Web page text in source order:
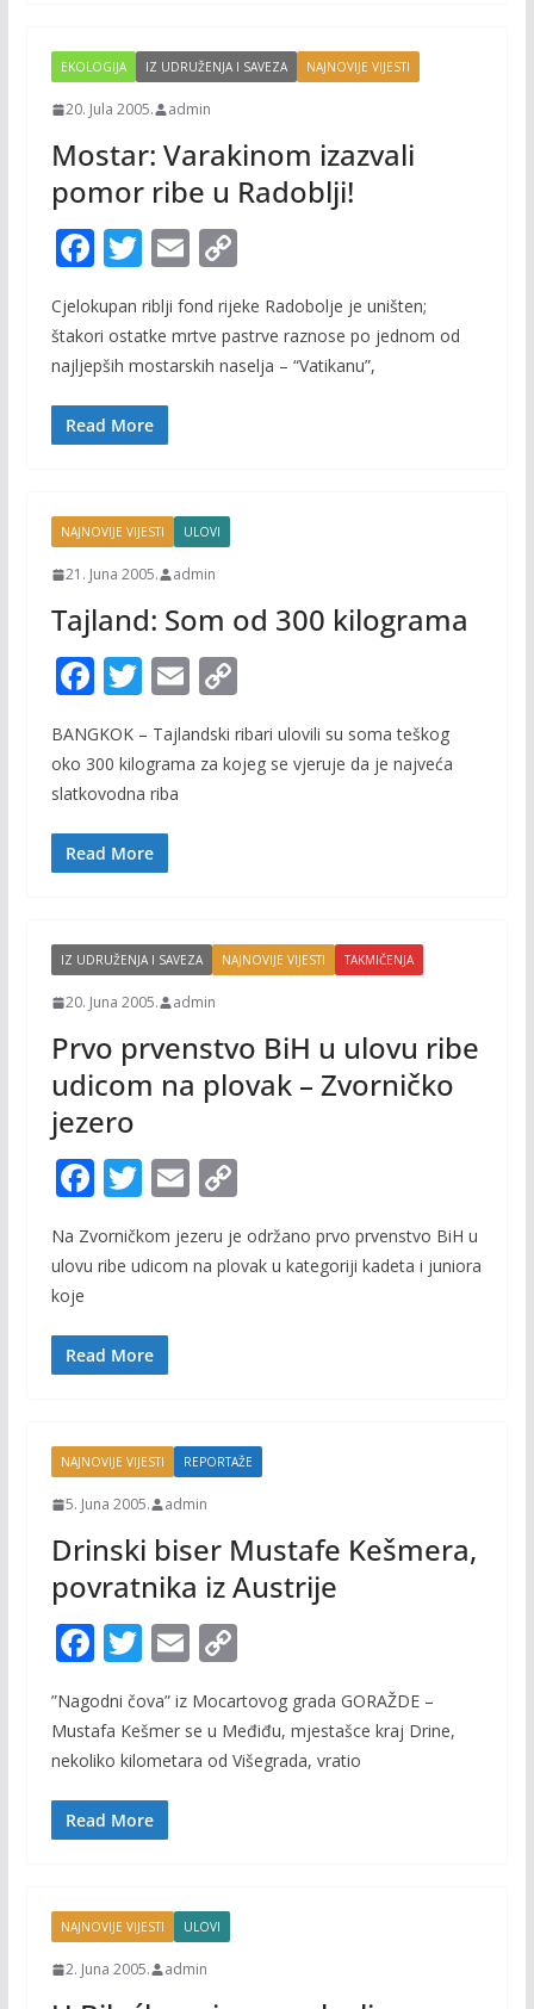
EKOLOGIJA IZ UDRUŽENJA I SAVEZA NAJNOVIJE VIJESTI
20. Jula 2005. admin
Mostar: Varakinom izazvali
pomor ribe u Radoblji!
F
e
b
o
o
T
w
itt
er
E
m
ai
l
C
o
p
y
Cjelokupan riblji fond rijeke Radobolje je uništen;
štakori ostatke mrtve pastrve raznose po jednom od
najljepših mostarskih naselja – “Vatikanu”,
Read More
NAJNOVIJE VIJESTI ULOVI
21. Juna 2005. admin
Tajland: Som od 300 kilograma
F
e
b
o
o
T
itt
er
E
m
ai
C
o
p
y
BANGKOK – Tajlandski ribari ulovili su soma teškog
oko 300 kilograma za kojeg se vjeruje da je najveća
slatkovodna riba
Read More
IZ UDRUŽENJA I SAVEZA NAJNOVIJE VIJESTI TAKMIČENJA
20. Juna 2005. admin
Prvo prvenstvo BiH u ulovu ribe
udicom na plovak – Zvorničko
jezero
F
ac
e
o
o
T
itt
E
ai
C
p
Na Zvorničkom jezeru je održano prvo prvenstvo BiH u
ulovu ribe udicom na plovak u kategoriji kadeta i juniora
koje
Read More
NAJNOVIJE VIJESTI REPORTAŽE
5. Juna 2005. admin
Drinski biser Mustafe Kešmera,
povratnika iz Austrije
F
ac
e
b
o
o
T
itt
er
E
ai
l
C
p
y
”Nagodni čova” iz Mocartovog grada GORAŽDE –
Mustafa Kešmer se u Međiđu, mjestašce kraj Drine,
nekoliko kilometara od Višegrada, vratio
Read More
NAJNOVIJE VIJESTI ULOVI
2. Juna 2005. admin